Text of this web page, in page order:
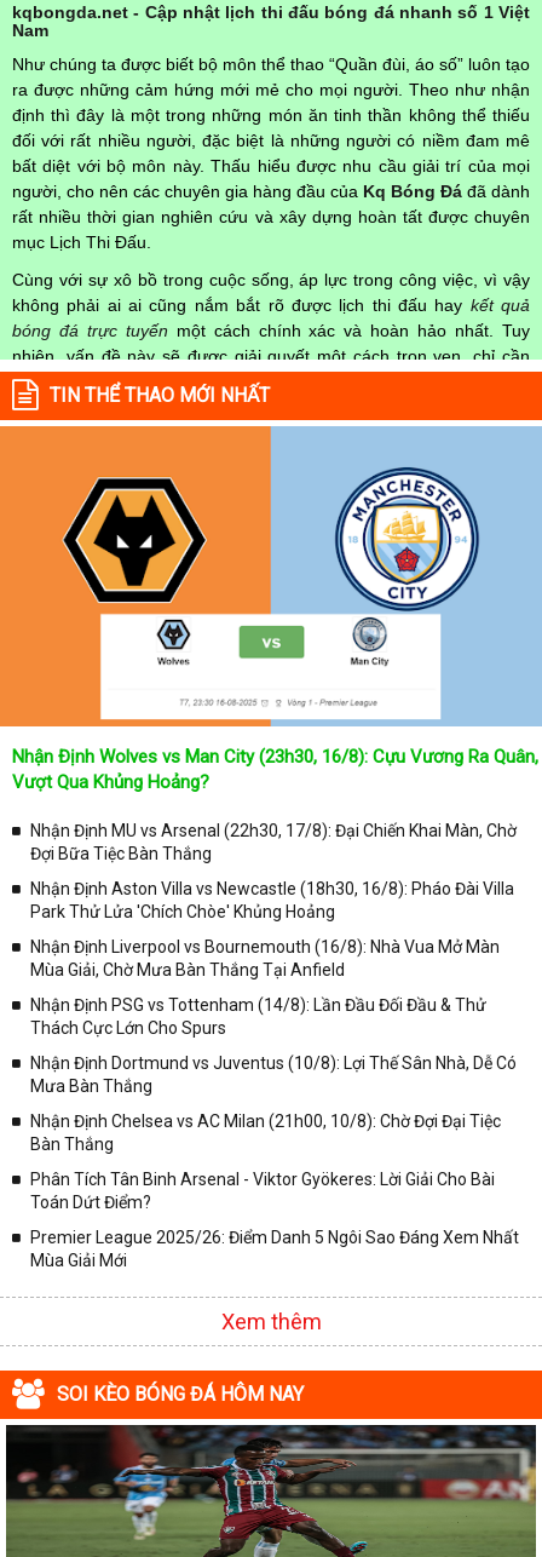
kqbongda.net - Cập nhật lịch thi đấu bóng đá nhanh số 1 Việt
Nam
Như chúng ta được biết bộ môn thể thao “Quần đùi, áo số” luôn tạo
ra được những cảm hứng mới mẻ cho mọi người. Theo như nhận
định thì đây là một trong những món ăn tinh thần không thể thiếu
đối với rất nhiều người, đặc biệt là những người có niềm đam mê
bất diệt với bộ môn này. Thấu hiểu được nhu cầu giải trí của mọi
người, cho nên các chuyên gia hàng đầu của Kq Bóng Đá đã dành
rất nhiều thời gian nghiên cứu và xây dựng hoàn tất được chuyên
mục Lịch Thi Đấu.
Cùng với sự xô bồ trong cuộc sống, áp lực trong công việc, vì vậy
không phải ai ai cũng nắm bắt rõ được lịch thi đấu hay kết quả
bóng đá trực tuyến một cách chính xác và hoàn hảo nhất. Tuy
nhiên, vấn đề này sẽ được giải quyết một cách trọn vẹn, chỉ cần
truy cập vào chuyên mục
Lịch Thi Đấu
mọi người hoàn toàn nắm rõ được chính xác về thời gian các trận
đấu bóng đá Việt Nam hay trên Thế giới diễn ra trong thời gian sắp
cả 2 đội tuyển bóng đá đang đạt được.
Không chỉ dừng lại ở đó, những người hâm mộ bóng đá có thể cập
nhật được chính xác về lịch phát sóng bóng đá được tường thuật
trực tiếp ở trên những kênh truyền hình thể thao lớn nhất hiện nay
như: VTV3, K+, SCTV, Thể thao TV,... Nếu như bạn không muốn
bỏ lỡ bất kỳ một trận đấu bóng đá nào trong từng mùa giải, hãy
thường xuyên vào chuyên mụcLịch Thi Đấutại chuyên trang
để cập nhật thông tin chính xác nhất nhé!
Lịch thi đấu được cập nhật chính xác trong toàn bộ các giải
Tại Lịch Thi Đấu của chuyên trang kqbongda.net
sẽ cập nhanh
chóng và chính xác nhất thời gian từng trận đấu bóng đá diễn ra ở
trong từng giải đấu như:
✓ Giải đấu bóng đá Ngoại hạng Anh;
✓ Giải bóng Cúp C1 Châu Âu;
✓ Giải VĐQG Tây Ban Nha;
✓ VĐQG Đức;
✓ VĐQG Pháp;
✓ Liên Đoàn Anh;
✓ U23 Châu Á;
✓ Euro 2020;
✓ VLWC KV Châu Á;
✓ Các giải đấu bóng đá khác.
Vì vậy, đồng hành cùng với chuyên trang
sẽ không bỏ lỡ bất kỳ trận đấu bóng đá nào, đặc biệt là những trận
bóng siêu kinh điển tại các giải bóng đá lớn nhất trên Thế giới. Tại
đây, mọi người sẽ có thể khai thác thêm được rất nhiều những
thông tin liên quan đến trận đấu bóng đá sắp diễn ra như:
✓ Thời gian chính xác trận đấu diễn ra;
TIN THỂ THAO MỚI NHẤT
Nhận Định Wolves vs Man City (23h30, 16/8): Cựu Vương Ra Quân,
Vượt Qua Khủng Hoảng?
Nhận Định MU vs Arsenal (22h30, 17/8): Đại Chiến Khai Màn, Chờ
Đợi Bữa Tiệc Bàn Thắng
Nhận Định Aston Villa vs Newcastle (18h30, 16/8): Pháo Đài Villa
Park Thử Lửa 'Chích Chòe' Khủng Hoảng
Nhận Định Liverpool vs Bournemouth (16/8): Nhà Vua Mở Màn
Mùa Giải, Chờ Mưa Bàn Thắng Tại Anfield
Nhận Định PSG vs Tottenham (14/8): Lần Đầu Đối Đầu & Thử
Thách Cực Lớn Cho Spurs
Nhận Định Dortmund vs Juventus (10/8): Lợi Thế Sân Nhà, Dễ Có
Mưa Bàn Thắng
Nhận Định Chelsea vs AC Milan (21h00, 10/8): Chờ Đợi Đại Tiệc
Bàn Thắng
Phân Tích Tân Binh Arsenal - Viktor Gyökeres: Lời Giải Cho Bài
Toán Dứt Điểm?
Premier League 2025/26: Điểm Danh 5 Ngôi Sao Đáng Xem Nhất
Mùa Giải Mới
Xem thêm
SOI KÈO BÓNG ĐÁ HÔM NAY